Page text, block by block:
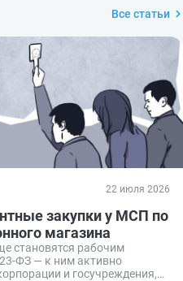
Все статьи
22 июля 2026
закупки у МСП по
магазина
становятся рабочим
— к ним активно
и госучреждения,